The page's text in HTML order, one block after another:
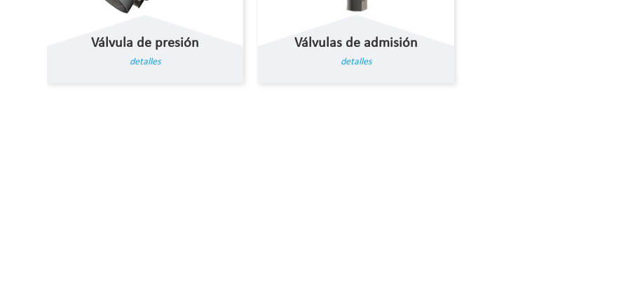
Válvula de presión
detalles
Válvulas de admisión
detalles